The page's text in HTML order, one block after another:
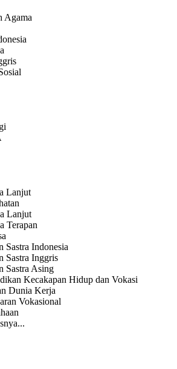
Agama
Lanjut
Lanjut
Terapan
Sastra Indonesia
Sastra Inggris
Sastra Asing
Kecakapan Hidup dan Vokasi
Dunia Kerja
Vokasional